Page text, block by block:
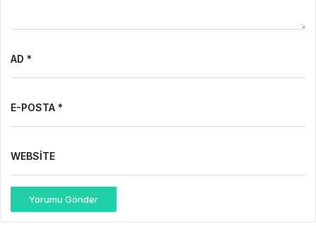
AD *
E-POSTA *
WEBSITE
Yorumu Gönder